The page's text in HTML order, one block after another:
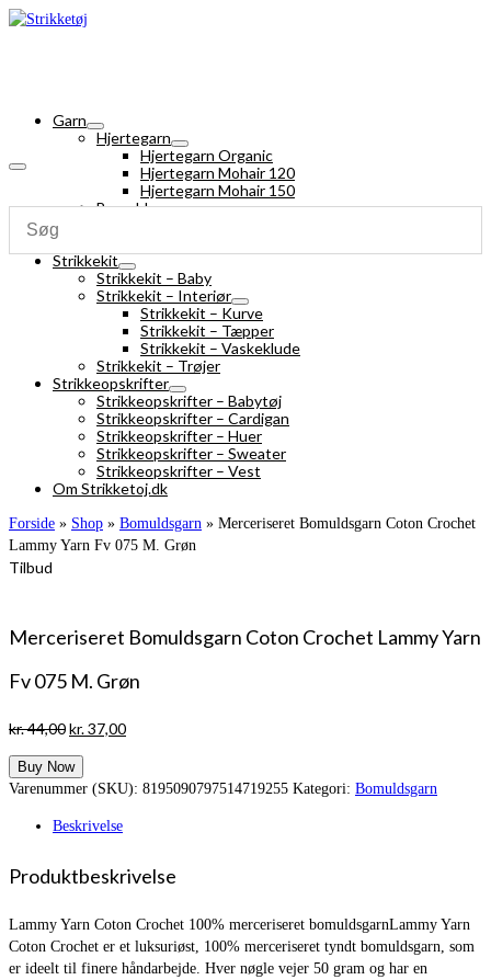
Garn
Hjertegarn
Hjertegarn Organic
Hjertegarn Mohair 120
Hjertegarn Mohair 150
Bomuldsgarn
Strikkekit
Strikkekit – Baby
Strikkekit – Interiør
Strikkekit – Kurve
Strikkekit – Tæpper
Strikkekit – Vaskeklude
Strikkekit – Trøjer
Strikkeopskrifter
Strikkeopskrifter – Babytøj
Strikkeopskrifter – Cardigan
Strikkeopskrifter – Huer
Strikkeopskrifter – Sweater
Strikkeopskrifter – Vest
Om Strikketoj.dk
Forside » Shop » Bomuldsgarn » Merceriseret Bomuldsgarn Coton Crochet
Lammy Yarn Fv 075 M. Grøn
Tilbud
Merceriseret Bomuldsgarn Coton Crochet Lammy Yarn
Fv 075 M. Grøn
kr.44,00Den
pris
var:
kr.37,00Den
er:
Buy Now
Varenummer (SKU): 8195090797514719255 Kategori: Bomuldsgarn
Beskrivelse
Produktbeskrivelse
Lammy Yarn Coton Crochet 100% merceriseret bomuldsgarnLammy Yarn
Coton Crochet er et luksuriøst, 100% merceriseret tyndt bomuldsgarn, som
er ideelt til finere håndarbejde. Hver nøgle vejer 50 gram og har en